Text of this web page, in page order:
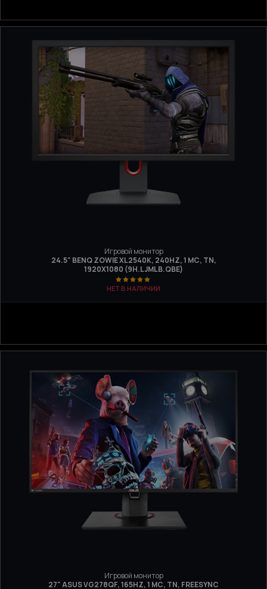
Игровой монитор
24.5" BENQ ZOWIE XL2540K, 240HZ, 1 МС, TN,
1920Х1080 (9H.LJMLB.QBE)
НЕТ В НАЛИЧИИ
Игровой монитор
27" ASUS VG278QF, 165HZ, 1 МС, TN, FREESYNC